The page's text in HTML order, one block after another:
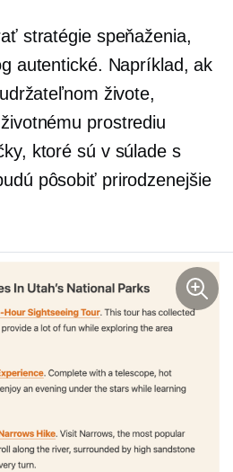
stratégie speňaženia,
autentické. Napríklad, ak
živote,
prostrediu
ktoré sú v súlade s
pôsobiť prirodzenejšie